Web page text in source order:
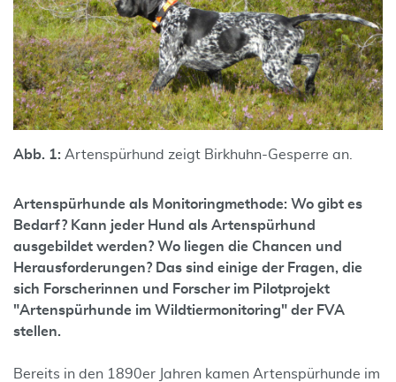
Abb. 1: Artenspürhund zeigt Birkhuhn-Gesperre an.
Artenspürhunde als Monitoringmethode: Wo gibt es
Bedarf? Kann jeder Hund als Artenspürhund
ausgebildet werden? Wo liegen die Chancen und
Herausforderungen? Das sind einige der Fragen, die
sich Forscherinnen und Forscher im Pilotprojekt
"Artenspürhunde im Wildtiermonitoring" der FVA
stellen.
Bereits in den 1890er Jahren kamen Artenspürhunde im